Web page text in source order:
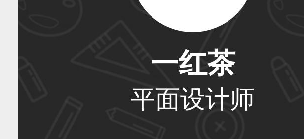
恭喜133****6466用户作品
恭喜131****1475用户作品
一红茶
平面设计师